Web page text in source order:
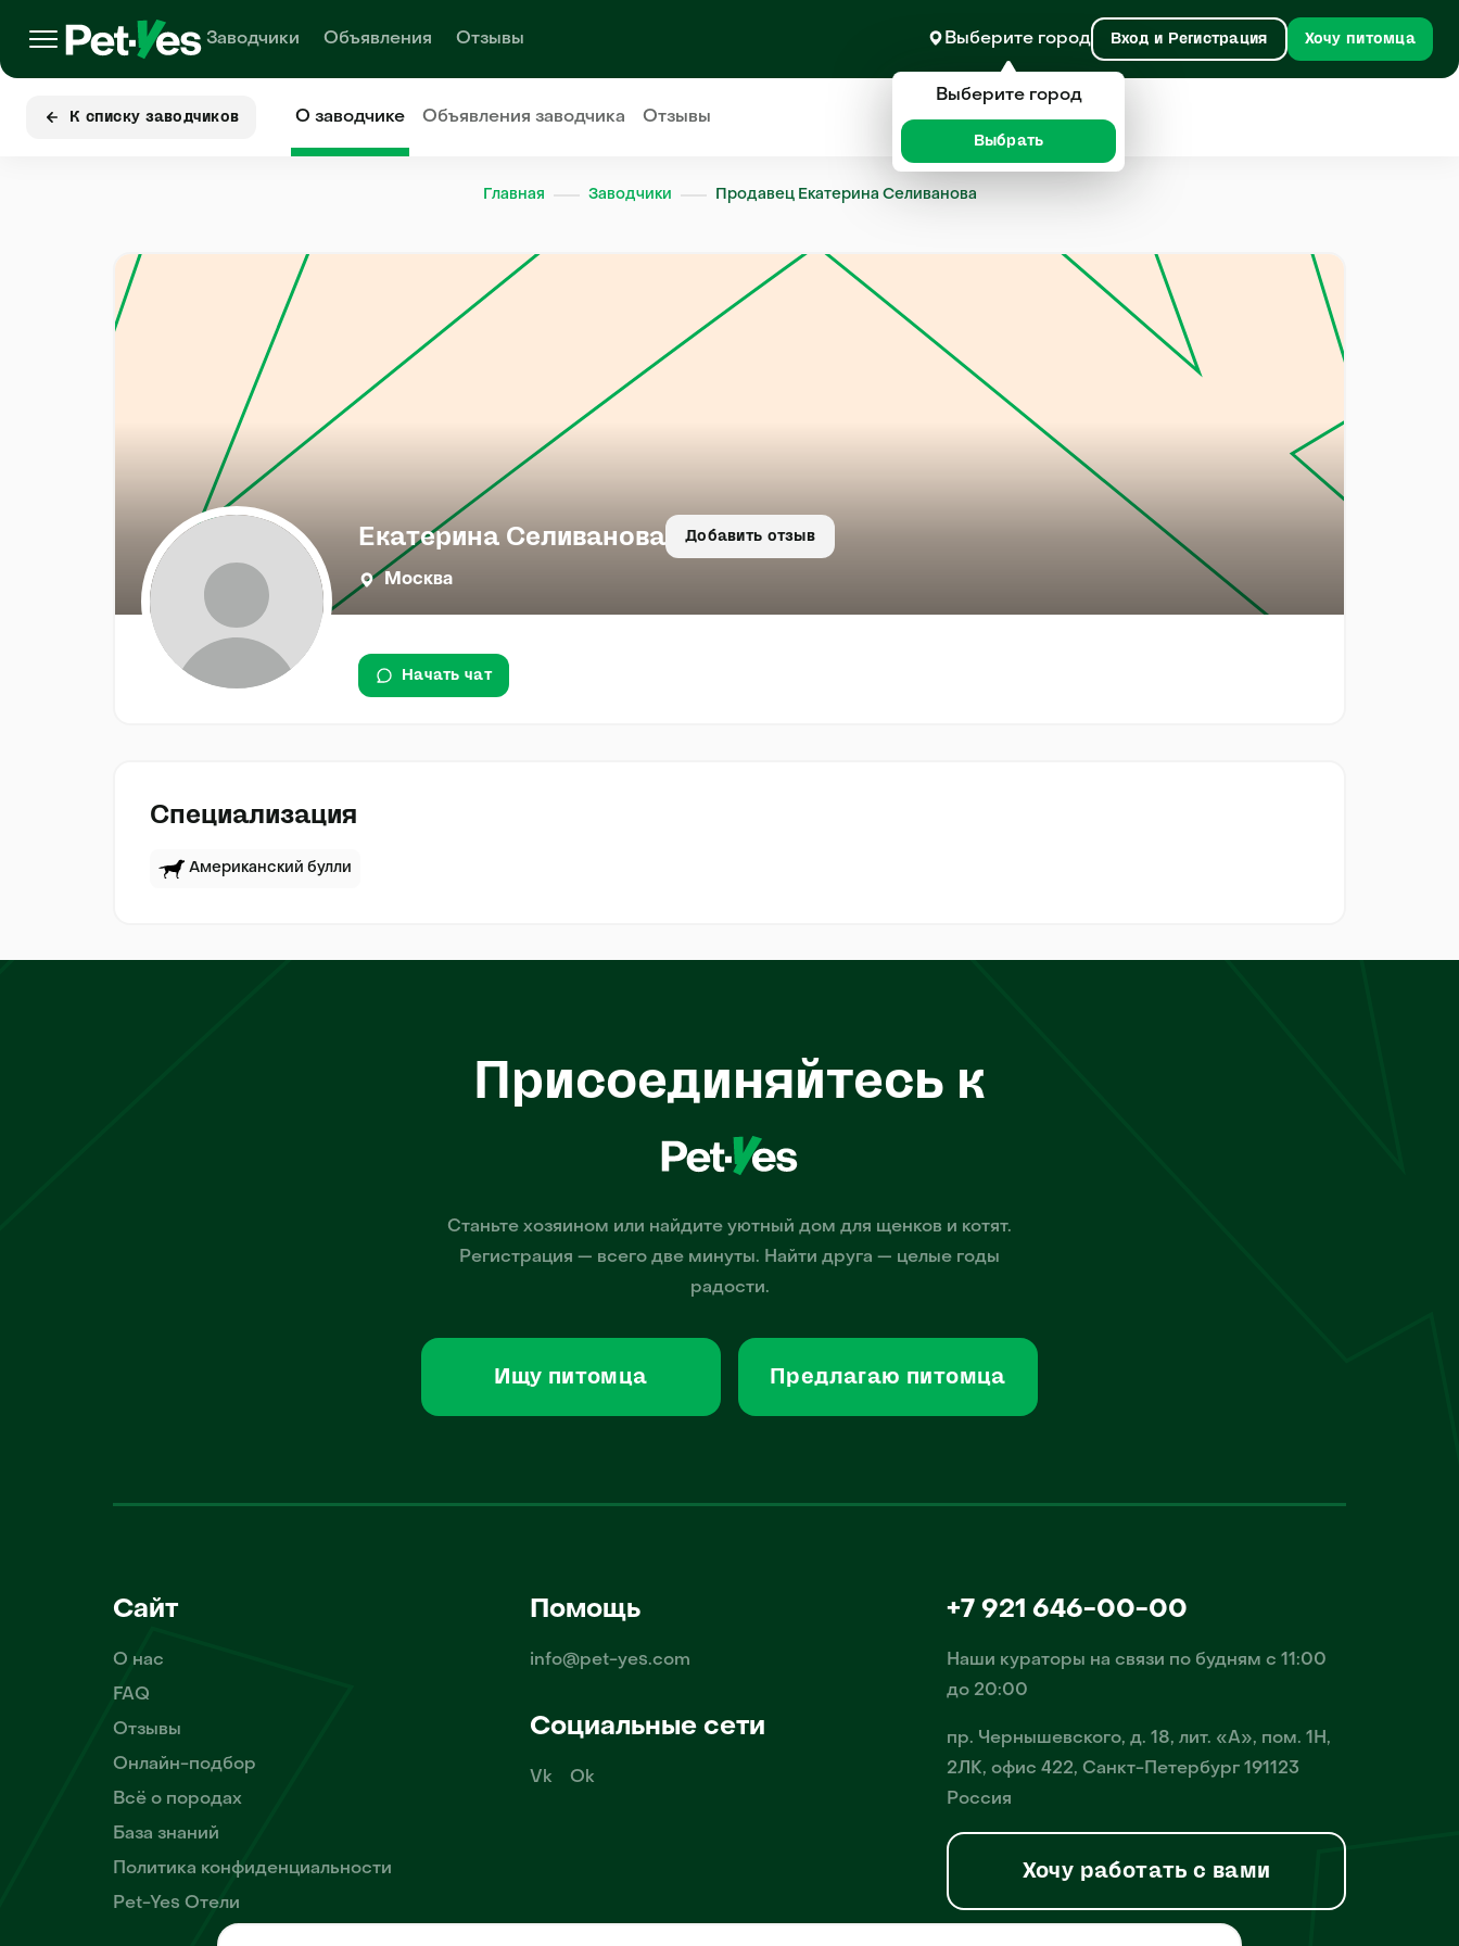
Заводчики Объявления Отзывы Выберите город Вход и Регистрация Хочу питомца
К списку заводчиков О заводчике Объявлениязаводчика Отзывы
Главная Заводчики Продавец Екатерина Селиванова
Екатерина Селиванова Добавить отзыв
Москва
Начать чат
Специализация
Американский булли
Присоединяйтесь к
Станьте хозяином или найдите уютный дом для щенков и котят.
Регистрация — всего две минуты. Найти друга — целые годы
радости.
Ищу питомца Предлагаю питомца
Сайт
О нас
FAQ
Отзывы
Онлайн-подбор
Всё о породах
База знаний
Политика конфиденциальности
Pet-Yes Отели
Помощь
info@pet-yes.com
Социальные сети
Vk Ok
+7 921 646-00-00
Наши кураторы на связи по будням с 11:00
до 20:00
пр. Чернышевского, д. 18, лит. «А», пом. 1Н,
2ЛК, офис 422, Санкт-Петербург 191123
Россия
Хочу работать с вами
Выберите город
Выбрать